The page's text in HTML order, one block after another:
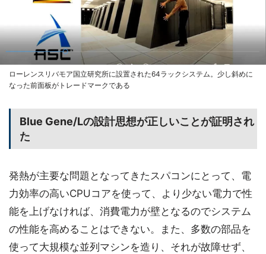
ローレンスリバモア国立研究所に設置された64ラックシステム。少し斜めに
なった前面板がトレードマークである
Blue Gene/Lの設計思想が正しいことが証明され
た
発熱が主要な問題となってきたスパコンにとって、電
力効率の高いCPUコアを使って、より少ない電力で性
能を上げなければ、消費電力が壁となるのでシステム
の性能を高めることはできない。また、多数の部品を
使って大規模な並列マシンを造り、それが故障せず、